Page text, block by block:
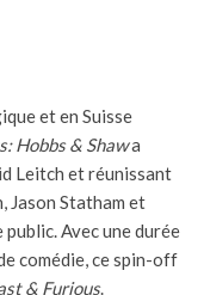
et en Suisse
Hobbs & Shawa
Leitch et réunissant
Jason Statham et
Avec une durée
comédie, ce spin-off
& Furious.